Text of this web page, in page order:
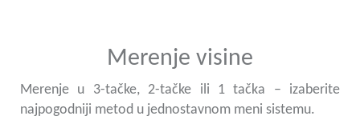
Merenje visine
Merenje u 3-tačke, 2-tačke ili 1 tačka – izaberite
najpogodniji metod u jednostavnom meni sistemu.